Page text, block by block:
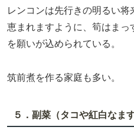
レンコンは先行きの明るい
恵まれますように、筍はま
を願いが込められている。
筑前煮を作る家庭も多い。
５．副菜（タコや紅白なます